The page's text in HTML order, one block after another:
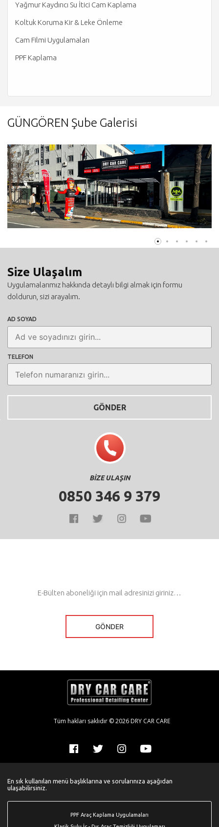
Yağmur Kaydırıcı Su İtici Cam Kaplama
Koltuk Koruma Kir & Leke Önleme
Cam Filmi Uygulamaları
PPF Kaplama
GÜNGÖREN Şube Galerisi
Size Ulaşalım
Uygulamalarımız hakkında detaylı bilgi almak için formu
doldurun, sizi arayalım.
AD SOYAD
TELEFON
BİZE ULAŞIN
0850 346 9 379
Tüm hakları saklıdır © 2026 DRY CAR CARE
En sık kullanılan menü başlıklarına ve sorularınıza aşağıdan
ulaşabilirsiniz.
PPF Araç Kaplama Uygulamaları